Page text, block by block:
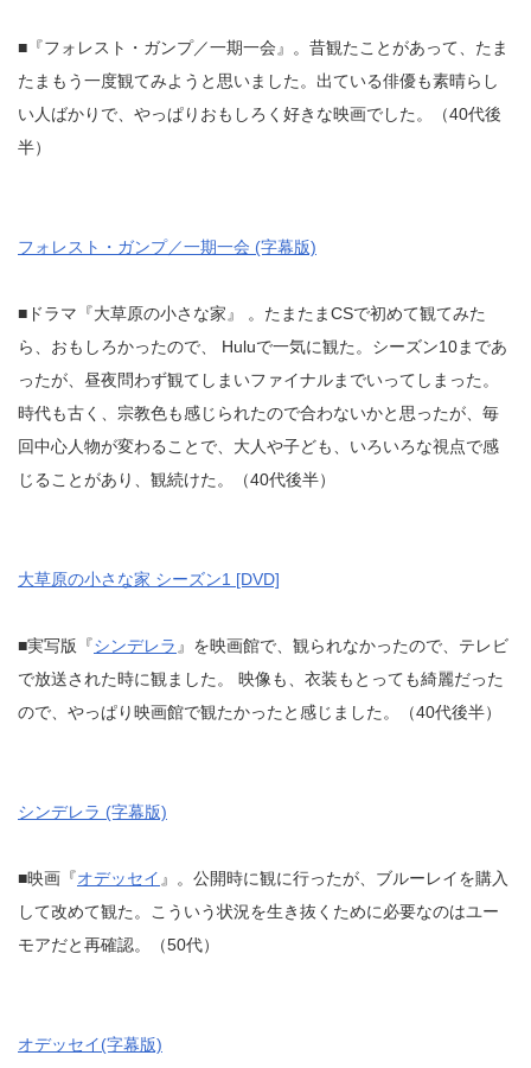
■『フォレスト・ガンプ／一期一会』。昔観たことがあって、たま
たまもう一度観てみようと思いました。出ている俳優も素晴らし
い人ばかりで、やっぱりおもしろく好きな映画でした。（40代後
半）
フォレスト・ガンプ／一期一会 (字幕版)
■ドラマ『大草原の小さな家』 。たまたまCSで初めて観てみた
ら、おもしろかったので、 Huluで一気に観た。シーズン10まであ
ったが、昼夜問わず観てしまいファイナルまでいってしまった。
時代も古く、宗教色も感じられたので合わないかと思ったが、毎
回中心人物が変わることで、大人や子ども、いろいろな視点で感
じることがあり、観続けた。（40代後半）
大草原の小さな家 シーズン1 [DVD]
■実写版『シンデレラ 』を映画館で、観られなかったので、テレビ
で放送された時に観ました。 映像も、衣装もとっても綺麗だった
ので、やっぱり映画館で観たかったと感じました。（40代後半）
シンデレラ (字幕版)
■映画『オデッセイ 』。公開時に観に行ったが、ブルーレイを購入
して改めて観た。こういう状況を生き抜くために必要なのはユー
モアだと再確認。（50代）
オデッセイ(字幕版)